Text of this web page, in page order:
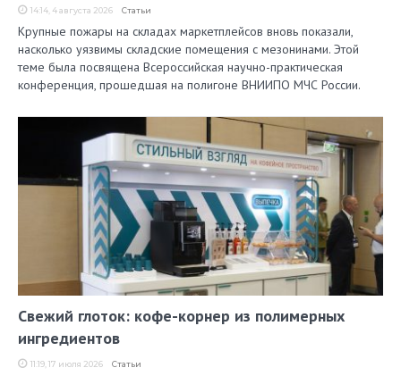
14:14, 4 августа 2026 Статьи
Крупные пожары на складах маркетплейсов вновь показали,
насколько уязвимы складские помещения с мезонинами. Этой
теме была посвящена Всероссийская научно-практическая
конференция, прошедшая на полигоне ВНИИПО МЧС России.
Свежий глоток: кофе-корнер из полимерных
ингредиентов
11:19, 17 июля 2026 Статьи